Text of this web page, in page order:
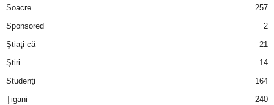
Soacre
257
Sponsored
2
Ştiaţi că
21
Ştiri
14
Studenţi
164
Ţigani
240